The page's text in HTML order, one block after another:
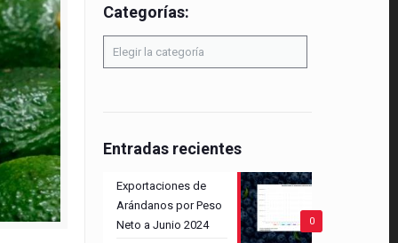
Categorías:
Categorías:
Entradas recientes
0
Exportaciones de
Arándanos por Peso
Neto a Junio 2024